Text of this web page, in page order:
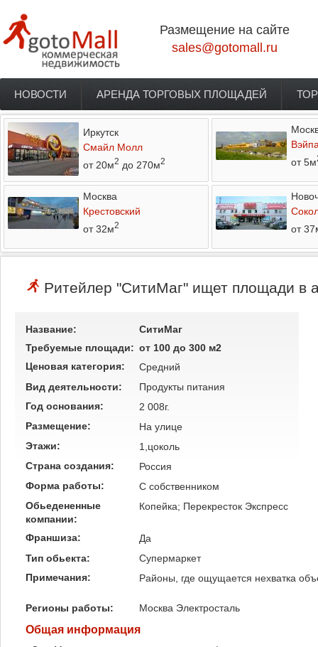
Размещение на сайте
sales@gotomall.ru
Главное меню
НОВОСТИ АРЕНДА ТОРГОВЫХ ПЛОЩАДЕЙ
Иркутск
Смайл Молл
от 20м2 до 270м2
от 5м
Москва
Крестовский
от 32м2
от
Ритейлер "СитиМаг" ищет площади в
Название:
СитиМаг
Требуемые площади: от 100 до 300 м2
Ценовая категория:
Средний
Вид деятельности:
Продукты питания
Год основания:
2 008г.
Размещение:
На улице
Этажи:
1,цоколь
Страна создания:
Россия
Форма работы:
C собственником
Обьедененные
компании:
Копейка; Перекресток Экспресс
Франшиза:
Да
Тип обьекта:
Супермаркет
Примечания:
Районы, где ощущается нехватка
Регионы работы: Москва Электросталь
Общая информация